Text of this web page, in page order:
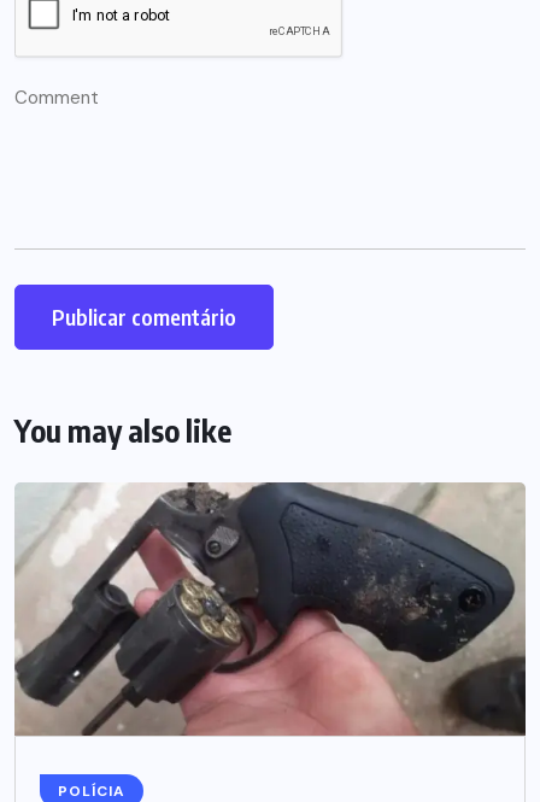
You may also like
POLÍCIA